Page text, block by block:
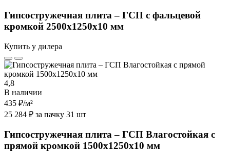
Гипсостружечная плита – ГСП с фальцевой
кромкой 2500х1250х10 мм
Купить у дилера
4,8
В наличии
435 ₽/м²
25 284 ₽ за пачку 31 шт
Гипсостружечная плита – ГСП Влагостойкая с
прямой кромкой 1500х1250х10 мм